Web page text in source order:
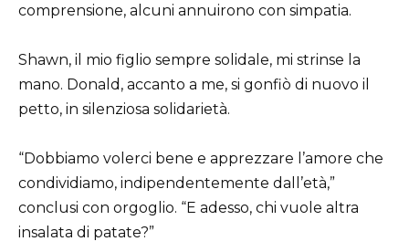
comprensione, alcuni annuirono con simpatia.
Shawn, il mio figlio sempre solidale, mi strinse la
mano. Donald, accanto a me, si gonfiò di nuovo il
petto, in silenziosa solidarietà.
“Dobbiamo volerci bene e apprezzare l’amore che
condividiamo, indipendentemente dall’età,”
conclusi con orgoglio. “E adesso, chi vuole altra
insalata di patate?”